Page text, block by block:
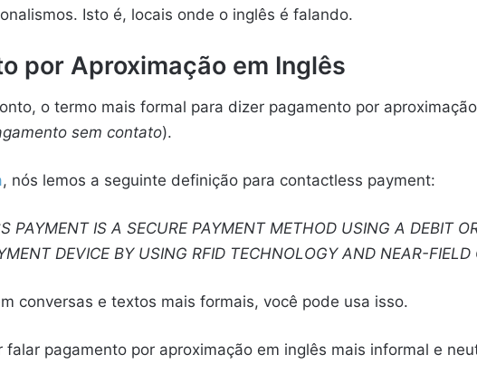
Isto é, locais onde o inglês é falando.
por Aproximação em Inglês
o termo mais formal para dizer pagamento por
sem contato).
, nós lemos a seguinte definição para contactless payment:
PAYMENT IS A SECURE PAYMENT METHOD USING A DEBIT
DEVICE BY USING RFID TECHNOLOGY AND NEAR-
conversas e textos mais formais, você pode usa isso.
falar pagamento por aproximação em inglês mais informal e